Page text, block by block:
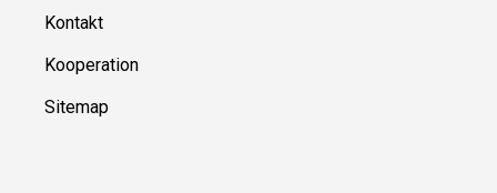
Kontakt
Kooperation
Sitemap